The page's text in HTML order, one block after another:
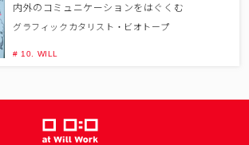
内外のコミュニケーションをはぐくむ
グラフィックカタリスト・ビオトープ
# 10. WILL